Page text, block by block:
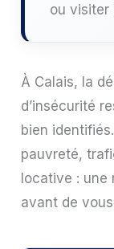
ou visiter
À Calais, la
d’insécurité
bien
pauvreté,
locative : une
avant de